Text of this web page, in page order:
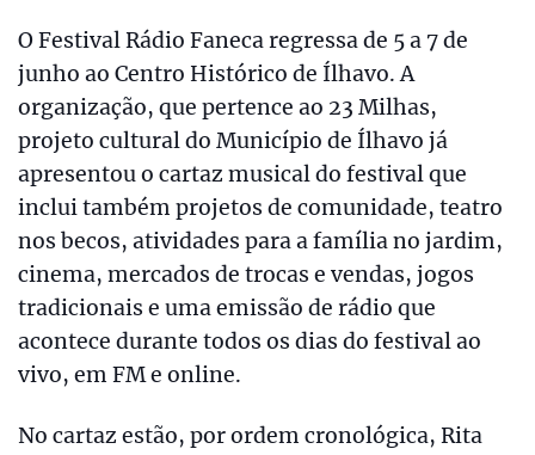
O Festival Rádio Faneca regressa de 5 a 7 de
junho ao Centro Histórico de Ílhavo. A
organização, que pertence ao 23 Milhas,
projeto cultural do Município de Ílhavo já
apresentou o cartaz musical do festival que
inclui também projetos de comunidade, teatro
nos becos, atividades para a família no jardim,
cinema, mercados de trocas e vendas, jogos
tradicionais e uma emissão de rádio que
acontece durante todos os dias do festival ao
vivo, em FM e online.
No cartaz estão, por ordem cronológica, Rita